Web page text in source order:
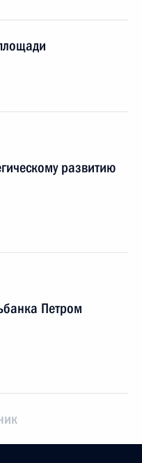
развитию
Петром
налоговой службы